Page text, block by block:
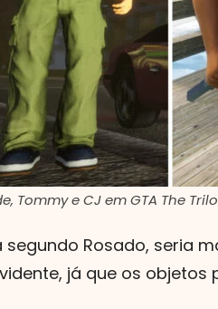
Tommy e CJ em GTA The
segundo Rosado, seria
já que os